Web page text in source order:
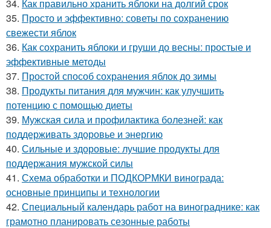
34. Как правильно хранить яблоки на долгий срок
35. Просто и эффективно: советы по сохранению
свежести яблок
36. Как сохранить яблоки и груши до весны: простые и
эффективные методы
37. Простой способ сохранения яблок до зимы
38. Продукты питания для мужчин: как улучшить
потенцию с помощью диеты
39. Мужская сила и профилактика болезней: как
поддерживать здоровье и энергию
40. Сильные и здоровые: лучшие продукты для
поддержания мужской силы
41. Схема обработки и ПОДКОРМКИ винограда:
основные принципы и технологии
42. Специальный календарь работ на винограднике: как
грамотно планировать сезонные работы